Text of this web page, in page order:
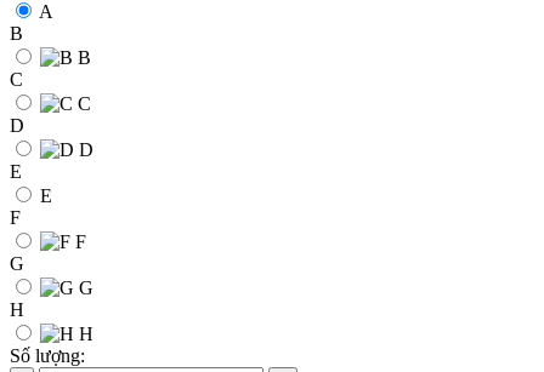
A
B
B
C
C
D
D
E
E
F
F
G
G
H
H
Số lượng: